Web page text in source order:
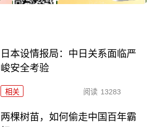
日本设情报局：中日关系面临严
峻安全考验
相关 阅读 13283
两棵树苗，如何偷走中国百年霸